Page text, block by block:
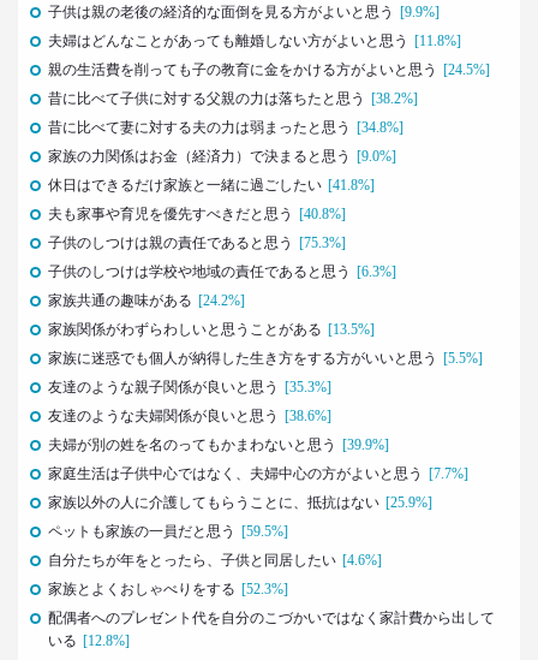
–日経クロストレンド 連載⑥–
生活総研 上席研究員
J.Y. パーク氏に学ぶ 「褒めワード」
ベスト5
--日経クロストレンド 連載⑤--
生活総研 上席研究員/コピーライター
シュフからシェフに！
オンラインで「我が家の食卓」が変わる
–日経クロストレンド 連載④–
生活総研 主席研究員
2021.02.25
たこ焼きが1位？ 和食が消えた？
好きな料理ランキング大激変
–日経クロストレンド 連載③–
生活総研 主席研究員
夏山 明美
子供は親の老後の経済的な面倒を見る方がよいと思う
[9.9%]
夫婦はどんなことがあっても離婚しない方がよいと思う
[11.8%]
親の生活費を削っても子の教育に金をかける方がよいと思う
[24.5%]
昔に比べて子供に対する父親の力は落ちたと思う
[38.2%]
昔に比べて妻に対する夫の力は弱まったと思う
[34.8%]
家族の力関係はお金（経済力）で決まると思う
[9.0%]
休日はできるだけ家族と一緒に過ごしたい [41.8%]
夫も家事や育児を優先すべきだと思う
[40.8%]
子供のしつけは親の責任であると思う
[75.3%]
子供のしつけは学校や地域の責任であると思う
[6.3%]
家族共通の趣味がある [24.2%]
家族関係がわずらわしいと思うことがある [13.5%]
家族に迷惑でも個人が納得した生き方をする方がいいと思う
[5.5%]
友達のような親子関係が良いと思う
[35.3%]
友達のような夫婦関係が良いと思う
[38.6%]
夫婦が別の姓を名のってもかまわないと思う
[39.9%]
家庭生活は子供中心ではなく、夫婦中心の方がよいと思う
[7.7%]
家族以外の人に介護してもらうことに、抵抗はない [25.9%]
ペットも家族の一員だと思う
[59.5%]
自分たちが年をとったら、子供と同居したい [4.6%]
家族とよくおしゃべりをする [52.3%]
配偶者へのプレゼント代を自分のこづかいではなく家計費から出して
いる [12.8%]